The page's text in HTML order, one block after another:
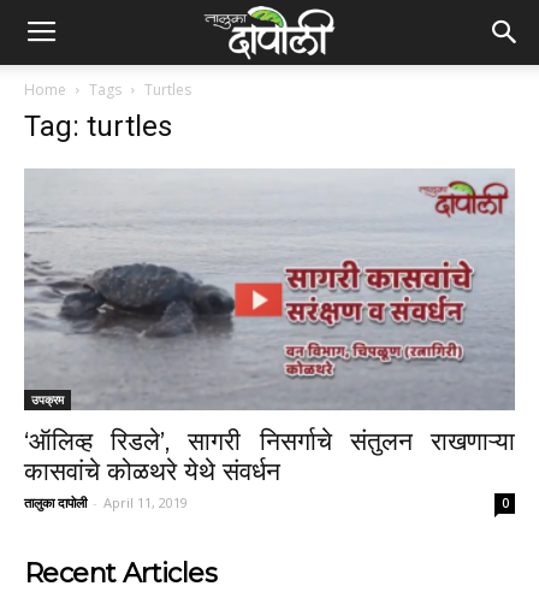
Home Tags Turtles
Tag: turtles
उपक्रम
‘ऑलिव्ह रिडले’, सागरी निसर्गाचे संतुलन राखणाऱ्या
कासवांचे कोळथरे येथे संवर्धन
तालुका दापोली - April 11, 2019 0
Recent Articles